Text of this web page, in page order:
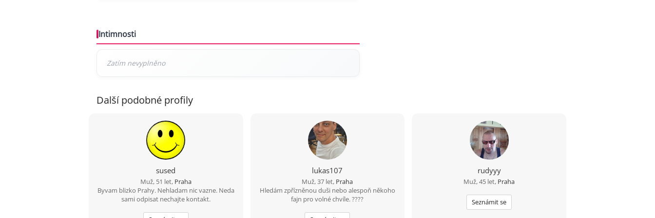
Intimnosti
Další podobné profily
sused
Muž, 51 let, Praha
Byvam blizko Prahy. Nehladam nic vazne. Neda
sami odpisat nechajte kontakt.
lukas107
Muž, 37 let, Praha
Hledám zpřízněnou duši nebo alespoň někoho
fajn pro volné chvíle. ????
rudyyy
Muž, 45 let, Praha
Seznámit se